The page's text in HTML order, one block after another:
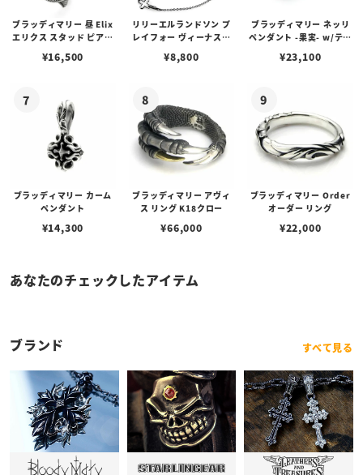
ブラッディマリー 昼 Elix
エリクス スタッド ピアス
¥16,500
リリーエルランドソン プ
レイフォー ヴィーナスチ
¥8,800
ブラッディマリー ネッリ
ペンダント -果実- w/ティ
¥23,100
ブラッディマリー カーム
ペンダント
¥14,300
ブラッディマリー アヴィ
ス リング K18クロー
¥66,000
ブラッディマリー Order
オーダー リング
¥22,000
あなたのチェックしたアイテム
ブランド すべて見る